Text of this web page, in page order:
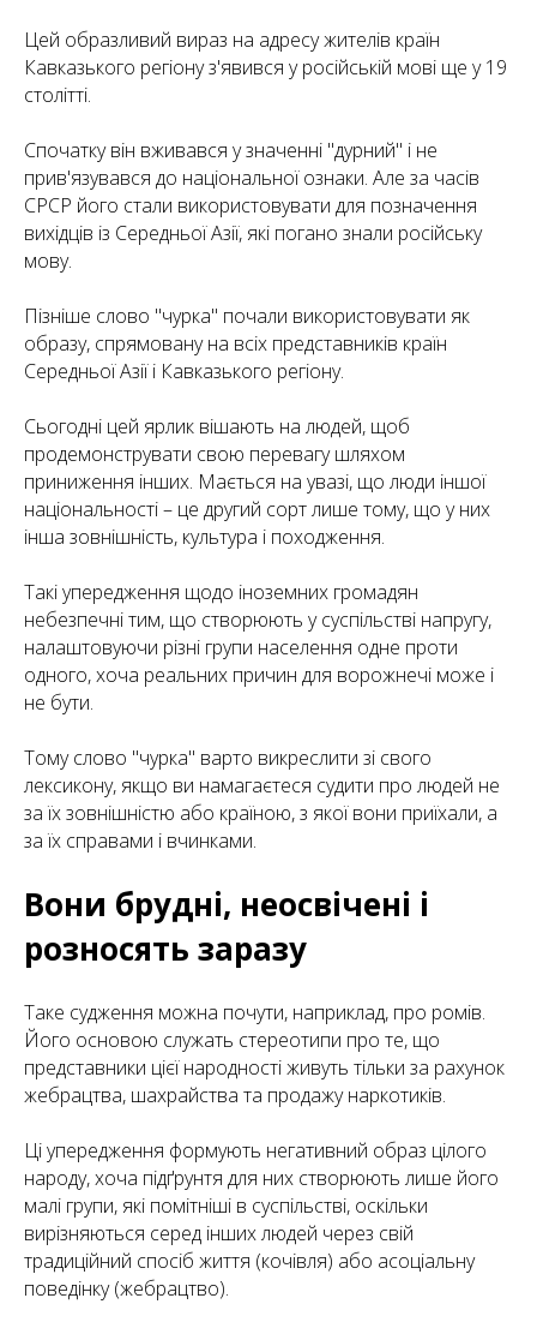
Цей образливий вираз на адресу жителів країн
Кавказького регіону з'явився у російській мові ще у 19
столітті.
Спочатку він вживався у значенні "дурний" і не
прив'язувався до національної ознаки. Але за часів
СРСР його стали використовувати для позначення
вихідців із Середньої Азії, які погано знали російську
мову.
Пізніше слово "чурка" почали використовувати як
образу, спрямовану на всіх представників країн
Середньої Азії і Кавказького регіону.
Сьогодні цей ярлик вішають на людей, щоб
продемонструвати свою перевагу шляхом
приниження інших. Мається на увазі, що люди іншої
національності – це другий сорт лише тому, що у них
інша зовнішність, культура і походження.
Такі упередження щодо іноземних громадян
небезпечні тим, що створюють у суспільстві напругу,
налаштовуючи різні групи населення одне проти
одного, хоча реальних причин для ворожнечі може і
не бути.
Тому слово "чурка" варто викреслити зі свого
лексикону, якщо ви намагаєтеся судити про людей не
за їх зовнішністю або країною, з якої вони приїхали, а
за їх справами і вчинками.
Вони брудні, неосвічені і
розносять заразу
Таке судження можна почути, наприклад, про ромів.
Його основою служать стереотипи про те, що
представники цієї народності живуть тільки за рахунок
жебрацтва, шахрайства та продажу наркотиків.
Ці упередження формують негативний образ цілого
народу, хоча підґрунтя для них створюють лише його
малі групи, які помітніші в суспільстві, оскільки
вирізняються серед інших людей через свій
традиційний спосіб життя (кочівля) або асоціальну
поведінку (жебрацтво).